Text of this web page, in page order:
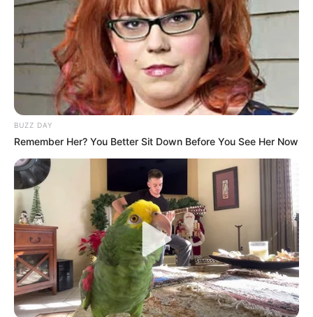
Fail! 10 Potret Makanan Gagal
Dimasak yang Bikin Kamu
Nggak Selera
10 Pose Manekin Anti
Mainstream yang Konyol
Banget
BUZZ DAY
Remember Her? You Better Sit Down Before You See Her Now